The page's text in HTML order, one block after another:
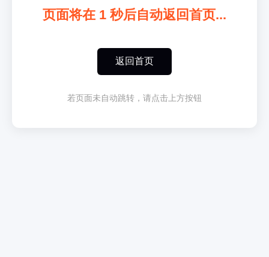
页面将在 1 秒后自动返回首页...
返回首页
若页面未自动跳转，请点击上方按钮